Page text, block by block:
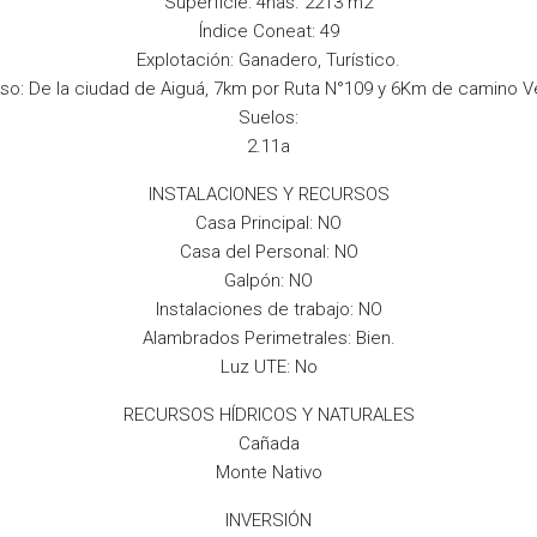
Índice Coneat: 49
Explotación: Ganadero, Turístico.
De la ciudad de Aiguá, 7km por Ruta N°109 y 6Km de camino
Suelos:
2.11a
INSTALACIONES Y RECURSOS
Casa Principal: NO
Casa del Personal: NO
Galpón: NO
Instalaciones de trabajo: NO
Alambrados Perimetrales: Bien.
Luz UTE: No
RECURSOS HÍDRICOS Y NATURALES
Cañada
Monte Nativo
INVERSIÓN